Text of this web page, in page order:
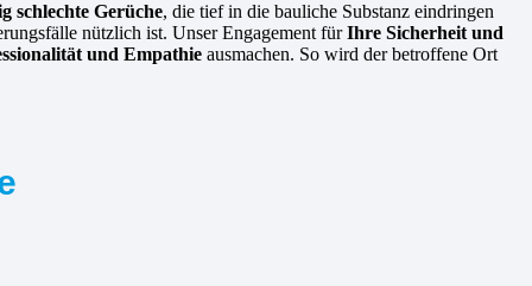
schlechte Gerüche, die tief in die bauliche Substanz eindringen
nützlich ist. Unser Engagement fürIhre Sicherheit und
und Empathie ausmachen. So wird der betroffene Ort